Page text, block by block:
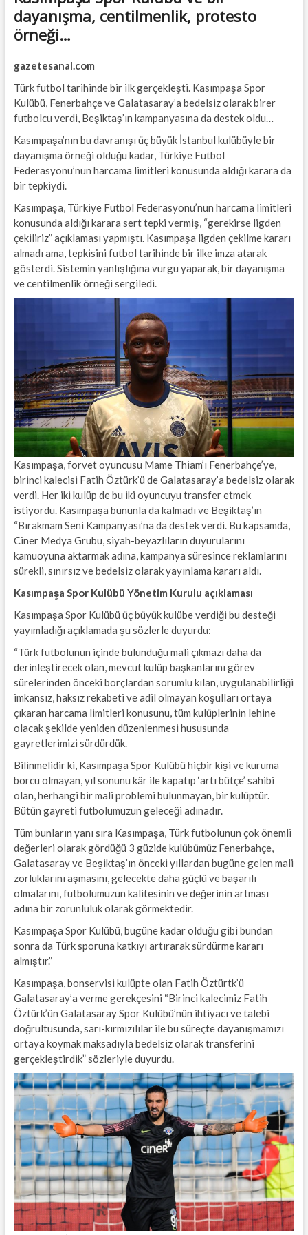
dayanışma, centilmenlik, protesto
örneği…
gazetesanal.com
Türk futbol tarihinde bir ilk gerçekleşti. Kasımpaşa Spor
Kulübü, Fenerbahçe ve Galatasaray’a bedelsiz olarak birer
futbolcu verdi, Beşiktaş’ın kampanyasına da destek oldu…
Kasımpaşa’nın bu davranışı üç büyük İstanbul kulübüyle bir
dayanışma örneği olduğu kadar, Türkiye Futbol
Federasyonu’nun harcama limitleri konusunda aldığı karara da
bir tepkiydi.
Kasımpaşa, Türkiye Futbol Federasyonu’nun harcama limitleri
konusunda aldığı karara sert tepki vermiş, “gerekirse ligden
çekiliriz” açıklaması yapmıştı. Kasımpaşa ligden çekilme kararı
almadı ama, tepkisini futbol tarihinde bir ilke imza atarak
gösterdi. Sistemin yanlışlığına vurgu yaparak, bir dayanışma
ve centilmenlik örneği sergiledi.
Kasımpaşa, forvet oyuncusu Mame Thiam’ı Fenerbahçe’ye,
birinci kalecisi Fatih Öztürk’ü de Galatasaray’a bedelsiz olarak
verdi. Her iki kulüp de bu iki oyuncuyu transfer etmek
istiyordu. Kasımpaşa bununla da kalmadı ve Beşiktaş’ın
“Bırakmam Seni Kampanyası’na da destek verdi. Bu kapsamda,
Ciner Medya Grubu, siyah-beyazlıların duyurularını
kamuoyuna aktarmak adına, kampanya süresince reklamlarını
sürekli, sınırsız ve bedelsiz olarak yayınlama kararı aldı.
Kasımpaşa Spor Kulübü Yönetim Kurulu açıklaması
Kasımpaşa Spor Kulübü üç büyük kulübe verdiği bu desteği
yayımladığı açıklamada şu sözlerle duyurdu:
“Türk futbolunun içinde bulunduğu mali çıkmazı daha da
derinleştirecek olan, mevcut kulüp başkanlarını görev
sürelerinden önceki borçlardan sorumlu kılan, uygulanabilirliği
imkansız, haksız rekabeti ve adil olmayan koşulları ortaya
çıkaran harcama limitleri konusunu, tüm kulüplerinin lehine
olacak şekilde yeniden düzenlenmesi hususunda
gayretlerimizi sürdürdük.
Bilinmelidir ki, Kasımpaşa Spor Kulübü hiçbir kişi ve kuruma
borcu olmayan, yıl sonunu kâr ile kapatıp ‘artı bütçe’ sahibi
olan, herhangi bir mali problemi bulunmayan, bir kulüptür.
Bütün gayreti futbolumuzun geleceği adınadır.
Tüm bunların yanı sıra Kasımpaşa, Türk futbolunun çok önemli
değerleri olarak gördüğü 3 güzide kulübümüz Fenerbahçe,
Galatasaray ve Beşiktaş’ın önceki yıllardan bugüne gelen mali
zorluklarını aşmasını, gelecekte daha güçlü ve başarılı
olmalarını, futbolumuzun kalitesinin ve değerinin artması
adına bir zorunluluk olarak görmektedir.
Kasımpaşa Spor Kulübü, bugüne kadar olduğu gibi bundan
sonra da Türk sporuna katkıyı artırarak sürdürme kararı
almıştır.”
Kasımpaşa, bonservisi kulüpte olan Fatih Öztürtk’ü
Galatasaray’a verme gerekçesini “Birinci kalecimiz Fatih
Öztürk’ün Galatasaray Spor Kulübü’nün ihtiyacı ve talebi
doğrultusunda, sarı-kırmızılılar ile bu süreçte dayanışmamızı
ortaya koymak maksadıyla bedelsiz olarak transferini
gerçekleştirdik” sözleriyle duyurdu.